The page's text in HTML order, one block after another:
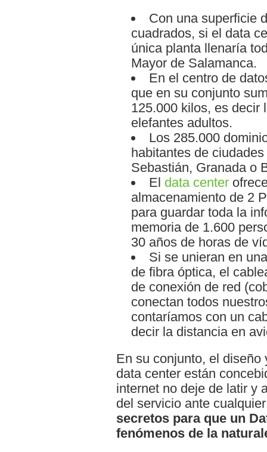
Con una superficie
cuadrados, si el data
única planta llenaría
Mayor de Salamanca.
En el centro de
que en su conjunto
125.000 kilos, es decir
elefantes adultos.
Los 285.000
habitantes de
Sebastián, Granada o
El data center
almacenamiento de 2
para guardar toda la
memoria de 1.600
30 años de horas de
Si se unieran en
de fibra óptica, el
de conexión de red
conectan todos
contaríamos con un
decir la distancia en
En su conjunto, el
data center están
internet no deje de latir y
del servicio ante
secretos para que un
fenómenos de la